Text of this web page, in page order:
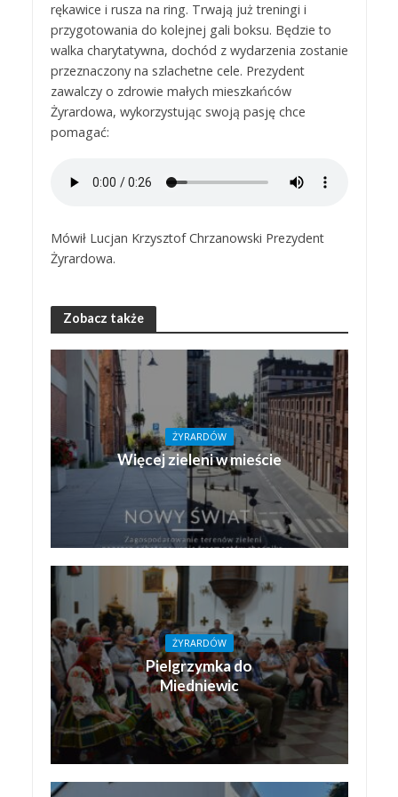
rękawice i rusza na ring. Trwają już treningi i
przygotowania do kolejnej gali boksu. Będzie to
walka charytatywna, dochód z wydarzenia zostanie
przeznaczony na szlachetne cele. Prezydent
zawalczy o zdrowie małych mieszkańców
Żyrardowa, wykorzystując swoją pasję chce
pomagać:
Mówił Lucjan Krzysztof Chrzanowski Prezydent
Żyrardowa.
Zobacz także
ŻYRARDÓW
Więcej zieleni w mieście
ŻYRARDÓW
Pielgrzymka do
Miedniewic